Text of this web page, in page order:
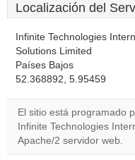
Localización del
Infinite Technologies
Solutions Limited
Países Bajos
52.368892, 5.95459
El sitio está programado
Infinite Technologies
Apache/2 servidor web.